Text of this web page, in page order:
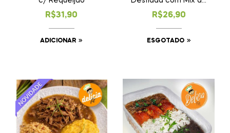
R$31,90
ADICIONAR
Legumes (esgotado)
R$26,90
ESGOTADO